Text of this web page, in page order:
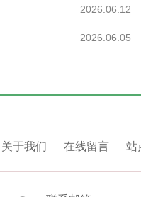
2026.06.12
2026.06.05
关于我们 在线留言 站